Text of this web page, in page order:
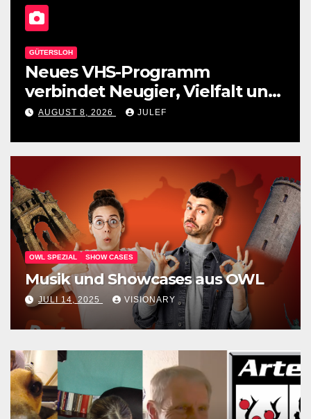
LAGE
Herzlich willkommen bei der
Stadt Lage!
AUGUST 8, 2026 JULEF
OWL SPEZIAL SHOW CASES
Musik und Showcases aus OWL
JULI 14, 2025 VISIONARY